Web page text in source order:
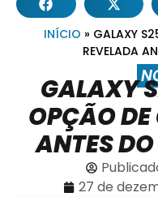
INÍCIO » GALAXY
REVELADA
GALAXY
OPÇÃO
ANTES
27 de